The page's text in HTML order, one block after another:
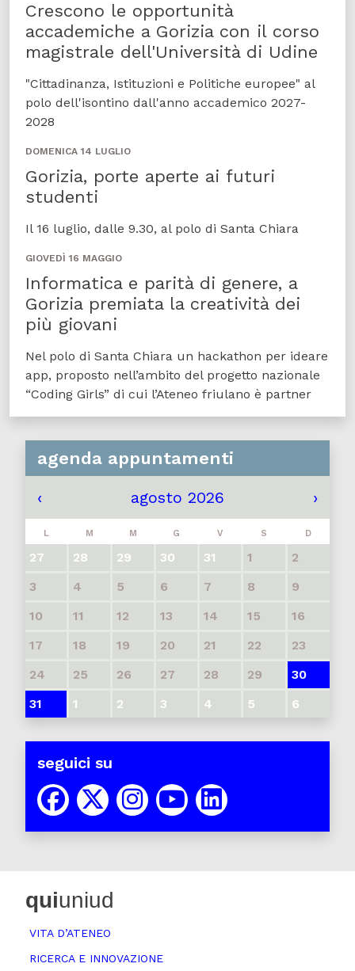
Crescono le opportunità
accademiche a Gorizia con il corso
magistrale dell'Università di Udine
"Cittadinanza, Istituzioni e Politiche europee" al
polo dell'isontino dall'anno accademico 2027-
2028
DOMENICA 14 LUGLIO
Gorizia, porte aperte ai futuri
studenti
Il 16 luglio, dalle 9.30, al polo di Santa Chiara
GIOVEDÌ 16 MAGGIO
Informatica e parità di genere, a
Gorizia premiata la creatività dei
più giovani
Nel polo di Santa Chiara un hackathon per ideare
app, proposto nell’ambito del progetto nazionale
“Coding Girls” di cui l’Ateneo friulano è partner
agenda appuntamenti
‹ agosto 2026 ›
L M M G V S D
27 28 29 30 31 1
2
3
4 5 6 7 8
9
10
11 12 13 14 15
16
17
18 19 20 21 22
23
24
25 26 27 28 29
30
31
1 2 3 4 5 6
seguici su
quiuniud
VITA D’ATENEO
RICERCA E INNOVAZIONE